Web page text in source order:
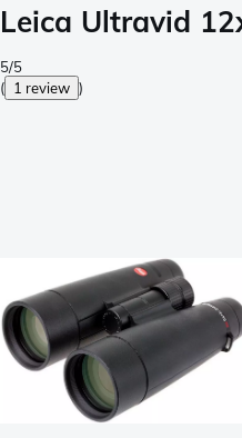
Leica Ultravid
5/5
( 1 review )